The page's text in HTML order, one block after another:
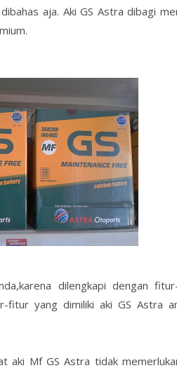
aja. Aki GS Astra dibagi
dilengkapi dengan
fitur yang dimiliki aki GS Astra
aki Mf GS Astra tidak